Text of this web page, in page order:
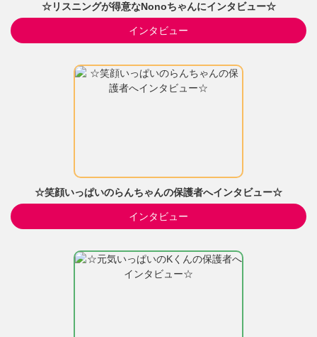
☆リスニングが得意なNonoちゃんにインタビュー☆
インタビュー
☆笑顔いっぱいのらんちゃんの保護者へインタビュー☆
インタビュー